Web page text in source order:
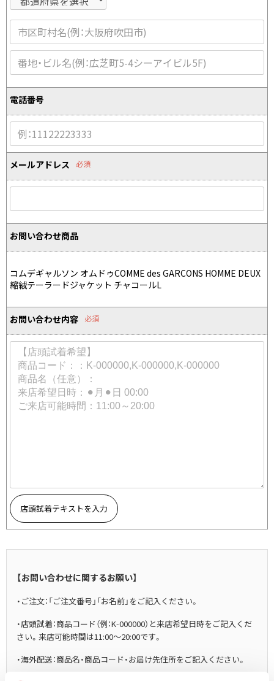
トップス
ボトムス
アウター
アクセサリー
メンズ
トップス
GANRYU
ガンリュウ
JUNYA WATANABE
ジュンヤワタナベ
Yohji Yamamoto
B Yohji Yamamoto
REGULATION Yohji Yamamoto
レギュレーション ヨウジヤマモト
S'YTE
Yohji Yamamoto
Yohji Yamamoto FEMME
ヨウジヤマモト ファム
Yohji Yamamoto NOIR
ヨウジヤマモト ノアール
Yohji Yamamoto POUR HOMME
ヨウジヤマモト プールオム
ワイズフォーメン
ワイスリー
LIMI feu
リミフゥ
サルエルパンツ
その他のボトムス
アウター
ジャケット
コート
ブルゾン
スーツ
アクセサリー
バッグ
帽子
ストール・マフラー
ベルト・サスペンダー
パンプス
ミュール・サンダル
ブーツ・シューズ
スニーカー
ハーフパンツ
その他のボトムス
アウター
スーツ
ジャケット
ブルゾン
コート
アクセサリー
バッグ
帽子
ストール・マフラー
ネクタイ
ベルト・サスペンダー
ブーツ・シューズ
スニーカー・サンダル
その他のアクセサリー
Dye
2026.07.16
Denim
電話番号
メールアドレス 必須
お問い合わせ商品
コムデギャルソン オムドゥCOMME des GARCONS HOMME DEUX
縮絨テーラードジャケット チャコールL
お問い合わせ内容 必須
店頭試着テキストを入力
【お問い合わせに関するお願い】
・ご注文：「ご注文番号」「お名前」をご記入ください。
・店頭試着：商品コード（例：K-000000）と来店希望日時をご記入くだ
さい。来店可能時間は11:00～20:00です。
・海外配送：商品名・商品コード・お届け先住所をご記入ください。